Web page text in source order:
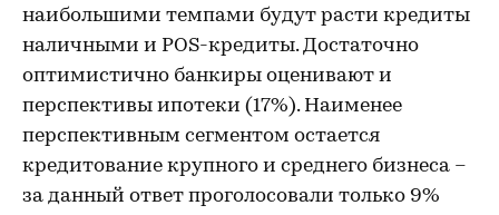
наибольшими темпами будут расти кредиты
наличными и POS-кредиты. Достаточно
оптимистично банкиры оценивают и
перспективы ипотеки (17%). Наименее
перспективным сегментом остается
кредитование крупного и среднего бизнеса –
за данный ответ проголосовали только 9%